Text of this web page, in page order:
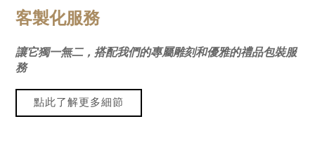
客製化服務
讓它獨一無二，搭配我們的專屬雕刻和優雅的禮品包裝服
務